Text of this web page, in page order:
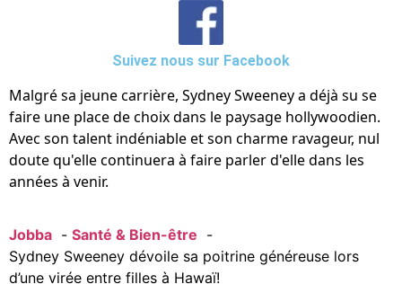
Suivez nous sur Facebook
Malgré sa jeune carrière, Sydney Sweeney a déjà su se
faire une place de choix dans le paysage hollywoodien.
Avec son talent indéniable et son charme ravageur, nul
doute qu'elle continuera à faire parler d'elle dans les
années à venir.
Jobba
Santé & Bien-être
Sydney Sweeney dévoile sa poitrine généreuse lors
d’une virée entre filles à Hawaï!